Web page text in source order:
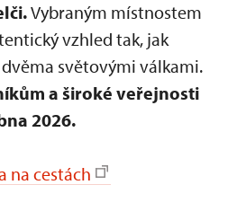
Vybraným místnostem
vzhled tak, jak
světovými válkami.
a široké veřejnosti
2026.
na cestách